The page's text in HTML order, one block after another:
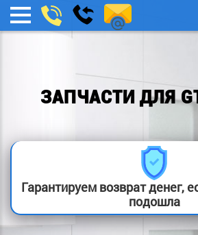
МЕНЮ
звонок
ЗАПЧАСТИ ДЛЯ
Гарантируем возврат денег,
подошла